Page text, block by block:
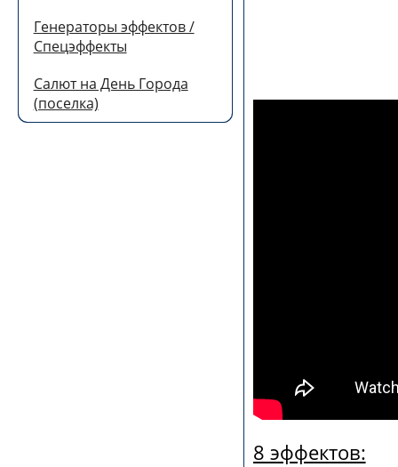
Генераторы эффектов /
Спецэффекты
Салют на День Города
(поселка)
8 эффектов: